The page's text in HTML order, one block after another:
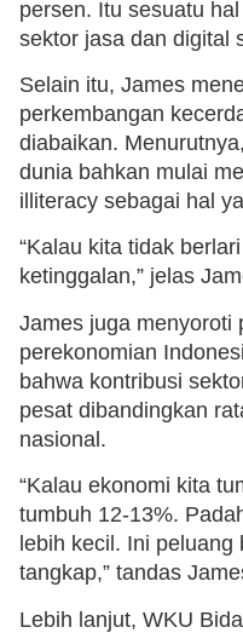
persen. Itu sesuatu
sektor jasa dan digital
Selain itu, James
perkembangan
diabaikan.
dunia bahkan mulai
illiteracy sebagai hal
“Kalau kita tidak
ketinggalan,” jelas
James juga menyoroti
perekonomian
bahwa kontribusi
pesat dibandingkan
nasional.
“Kalau ekonomi kita
tumbuh 12-13%.
lebih kecil. Ini
tangkap,” tandas
Lebih lanjut, WKU